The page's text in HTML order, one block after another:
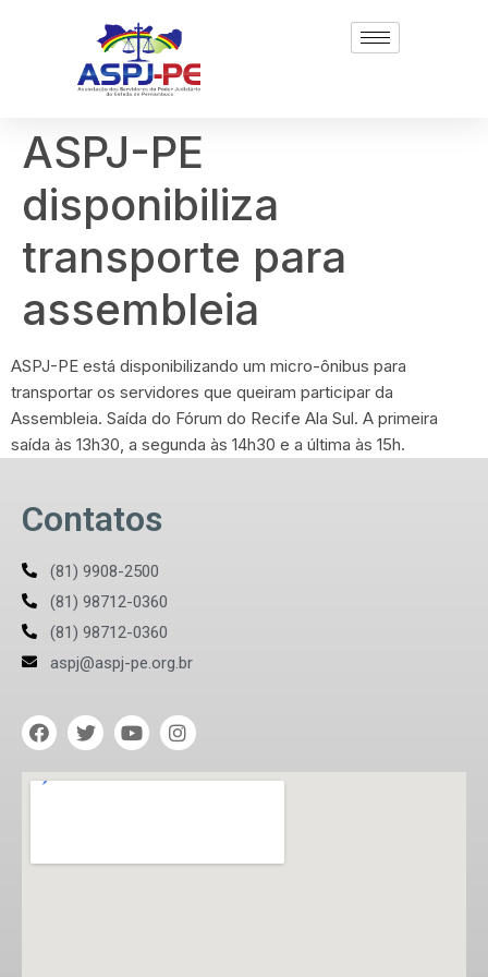
ASPJ-PE
disponibiliza
transporte para
assembleia
ASPJ-PE está disponibilizando um micro-ônibus para
transportar os servidores que queiram participar da
Assembleia. Saída do Fórum do Recife Ala Sul. A primeira
saída às 13h30, a segunda às 14h30 e a última às 15h.
Contatos
(81) 9908-2500
(81) 98712-0360
(81) 98712-0360
aspj@aspj-pe.org.br